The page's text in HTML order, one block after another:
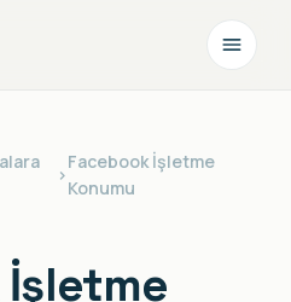
›
Facebook İşletme
Konumu